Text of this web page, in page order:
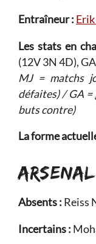
Entraîneur :
Les stats en
(12V 3N 4D),
MJ = matchs
défaites) / GA =
buts contre)
La forme
ARSENAL
Absents : Reiss
Incertains :